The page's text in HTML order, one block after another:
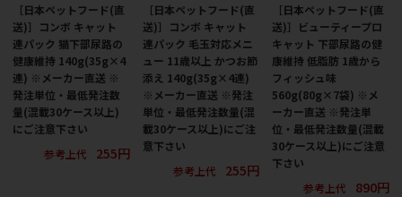
［日本ペットフード(直
送)］コンボ キャット
連パック 猫下部尿路の
健康維持 140g(35g×4
連) ※メーカー直送 ※
発注単位・最低発注数
量(混載30ケース以上)
にご注意下さい
参考上代
255円
［日本ペットフード(直
送)］コンボ キャット
連パック 毛玉対応メニ
ュー 11歳以上 かつお節
添え 140g(35g×4連)
※メーカー直送 ※発注
単位・最低発注数量(混
載30ケース以上)にご注
意下さい
参考上代
255円
［日本ペットフード(直
送)］ビューティープロ
キャット 下部尿路の健
康維持 低脂肪 1歳から
フィッシュ味
560g(80g×7袋) ※メ
ーカー直送 ※発注単
位・最低発注数量(混載
30ケース以上)にご注意
下さい
参考上代
890円